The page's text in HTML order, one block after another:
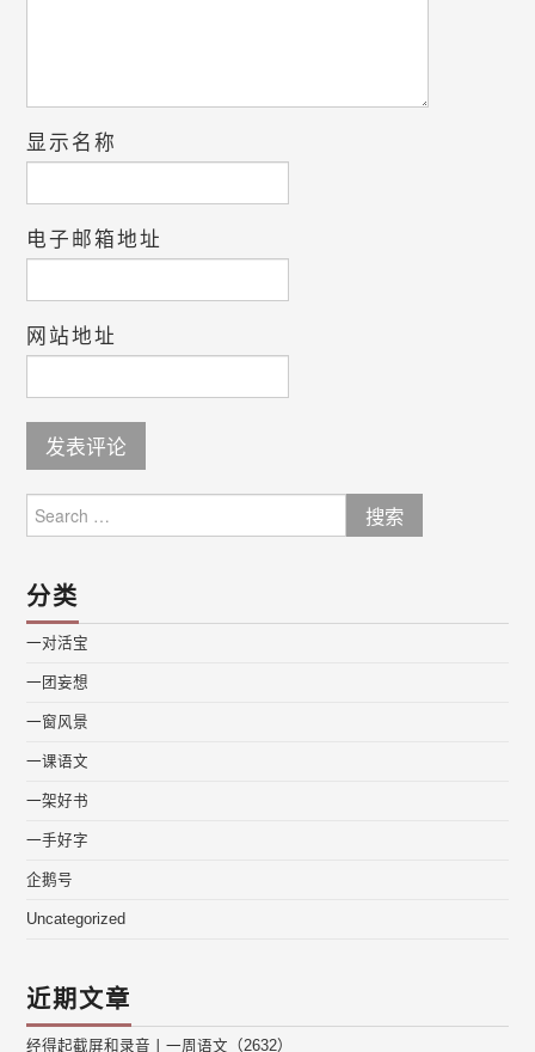
显示名称
电子邮箱地址
网站地址
for:
分类
一对活宝
一团妄想
一窗风景
一课语文
一架好书
一手好字
企鹅号
Uncategorized
近期文章
经得起截屏和录音丨一周语文（2632）